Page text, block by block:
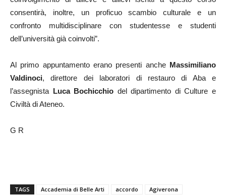
consentirà, inoltre, un proficuo scambio culturale e un
confronto multidisciplinare con studentesse e studenti
dell’università già coinvolti”.
Al primo appuntamento erano presenti anche Massimiliano
Valdinoci, direttore dei laboratori di restauro di Aba e
l’assegnista Luca Bochicchio del dipartimento di Culture e
Civiltà di Ateneo.
G R
TAGS Accademia di Belle Arti accordo
Agiverona